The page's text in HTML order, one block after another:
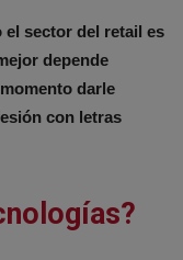
sector del retail es
depende
darle
con letras